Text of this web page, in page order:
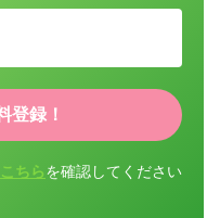
こちら を確認してください